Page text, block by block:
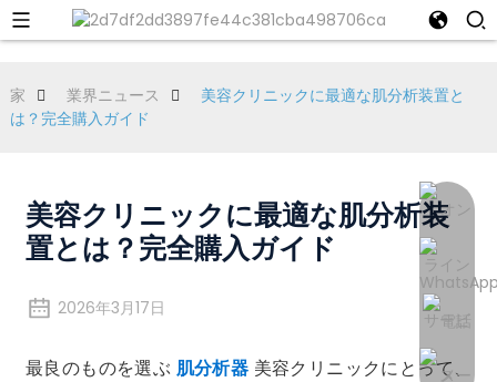
家 業界ニュース
美容クリニックに最適な肌分析装置と
は？完全購入ガイド
美容クリニックに最適な肌分析装
置とは？完全購入ガイド
2026年3月17日
最良のものを選ぶ 肌分析器 美容クリニックにとって、